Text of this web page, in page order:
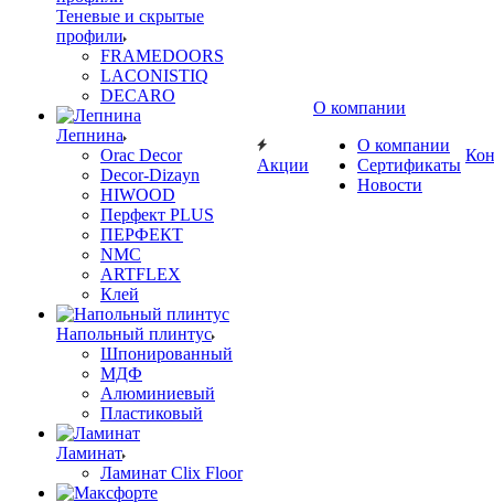
Теневые и скрытые
профили
FRAMEDOORS
LACONISTIQ
DECARO
Лепнина
Orac Decor
Decor-Dizayn
HIWOOD
Перфект PLUS
ПЕРФЕКТ
NMC
ARTFLEX
Клей
Напольный плинтус
Шпонированный
МДФ
Алюминиевый
Пластиковый
Ламинат
Ламинат Clix Floor
Акции
О компании
О компании
Сертификаты
Новости